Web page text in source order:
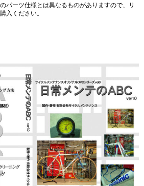
パーツ仕様とは異なるものがありますので、リ
入ください。